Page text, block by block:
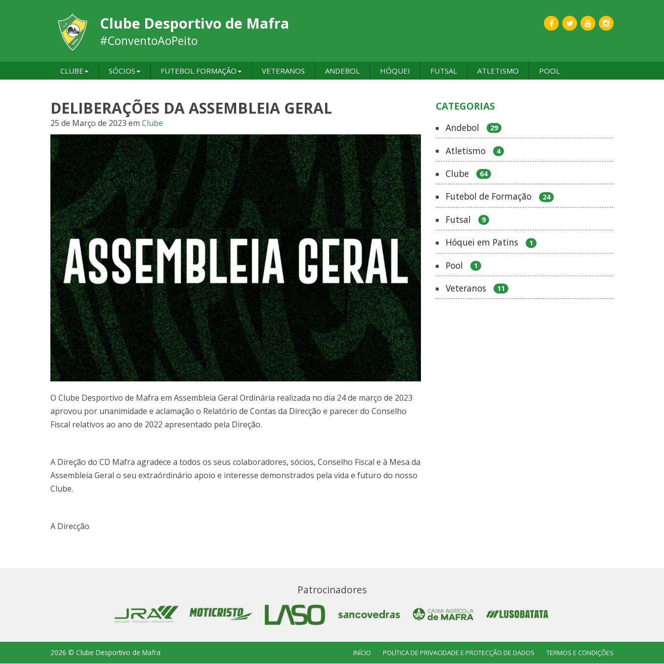
Clube Desportivo de Mafra
#ConventoAoPeito
CLUBE SÓCIOS FUTEBOL FORMAÇÃO VETERANOS ANDEBOL HÓQUEI FUTSAL ATLETISMO POOL
DELIBERAÇÕES DA ASSEMBLEIA GERAL
25 de Março de 2023 em Clube
O Clube Desportivo de Mafra em Assembleia Geral Ordinária realizada no dia 24 de março de 2023
aprovou por unanimidade e aclamação o Relatório de Contas da Direcção e parecer do Conselho
Fiscal relativos ao ano de 2022 apresentado pela Direção.
A Direção do CD Mafra agradece a todos os seus colaboradores, sócios, Conselho Fiscal e à Mesa da
Assembleia Geral o seu extraórdinário apoio e interesse demonstrados pela vida e futuro do nosso
Clube.
A Direcção
CATEGORIAS
Andebol 29
Atletismo 4
Clube 64
Futebol de Formação 24
Futsal 9
Hóquei em Patins 1
Pool 1
Veteranos 11
Patrocinadores
2026 © Clube Desportivo de Mafra INÍCIO POLÍTICA DE PRIVACIDADE E PROTECÇÃO DE DADOS TERMOS E CONDIÇÕES